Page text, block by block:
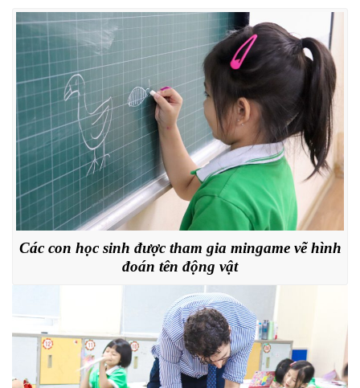
Các con học sinh được tham gia mingame vẽ hình
đoán tên động vật